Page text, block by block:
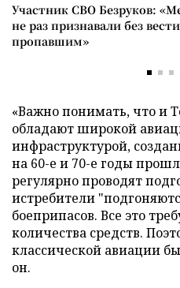
Участник СВО Безруков:
не раз признавали без вести
пропавшим»
«Важно понимать, что и
обладают широкой
инфраструктурой,
на 60-е и 70-е годы
регулярно проводят
истребители
боеприпасов. Все это
количества средств.
классической авиации
он.